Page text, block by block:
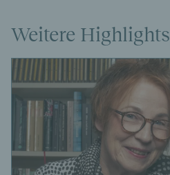
Weitere Highlights